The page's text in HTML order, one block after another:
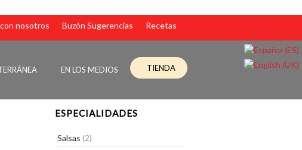
nosotros Buzón Sugerencias Recetas
EN LOS MEDIOS TIENDA
ESPECIALIDADES
Salsas (2)